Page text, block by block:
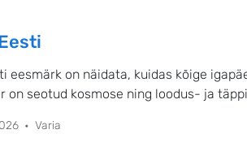
eesmärk on näidata, kuidas kõige
on seotud kosmose ning loodus- ja
Varia